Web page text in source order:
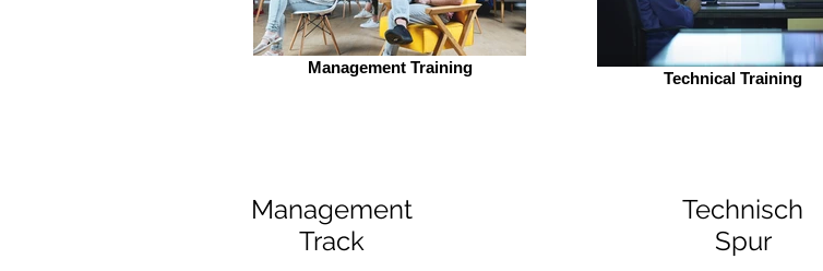
Management Training
Technical Training
Management
Track
Technisch
Spur